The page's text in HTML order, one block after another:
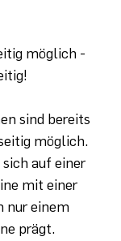
möglich -
sind bereits
möglich.
sich auf einer
mit einer
nur einem
prägt.